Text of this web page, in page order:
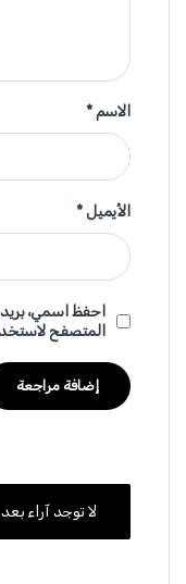
الاسم*
الأيميل*
احفظ اسمي،
المتصفح
لا توجد آراء